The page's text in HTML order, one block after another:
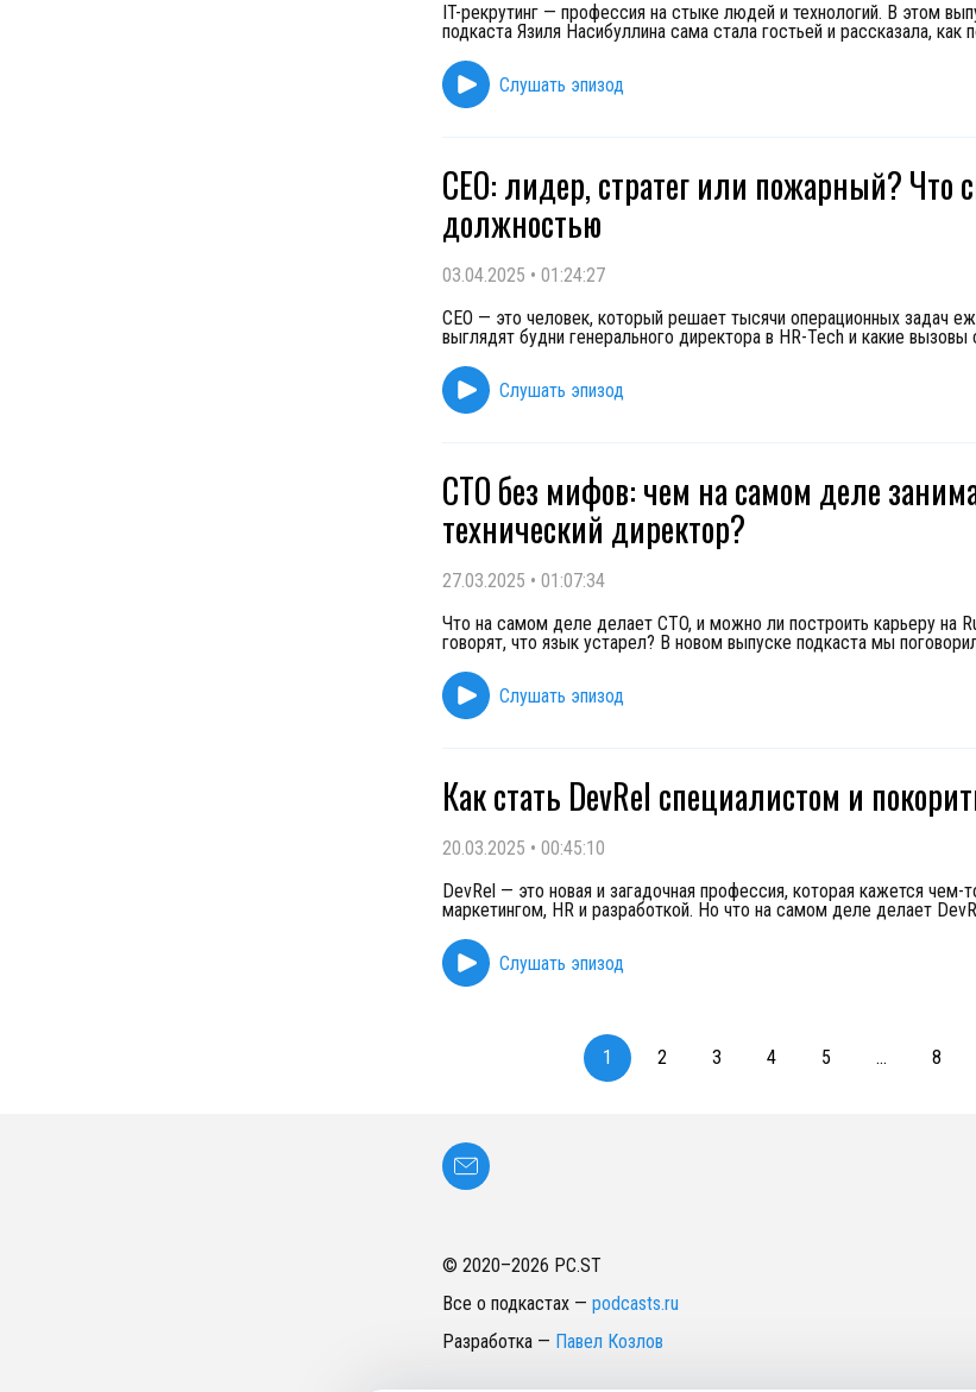
IT-рекрутинг — профессия на стыке людей и технологий. В этом
подкаста Язиля Насибуллина сама стала гостьей и рассказала, как
Слушать эпизод
CEO: лидер, стратег или пожарный? Что
должностью
03.04.2025 • 01:24:27
CEO — это человек, который решает тысячи операционных задач
выглядят будни генерального директора в HR-Tech и какие вызовы
Слушать эпизод
CTO без мифов: чем на самом деле
технический директор?
27.03.2025 • 01:07:34
Что на самом деле делает CTO, и можно ли построить карьеру на
говорят, что язык устарел? В новом выпуске подкаста мы
Слушать эпизод
Как стать DevRel специалистом и
20.03.2025 • 00:45:10
DevRel — это новая и загадочная профессия, которая кажется
маркетингом, HR и разработкой. Но что на самом деле делает
Слушать эпизод
1 2 3 4 5 ... 8
© 2020–2026 PC.ST
Все о подкастах — podcasts.ru
Разработка — Павел Козлов